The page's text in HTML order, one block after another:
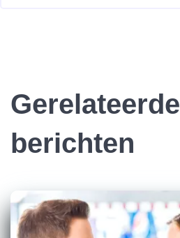
Gerelateerde
berichten